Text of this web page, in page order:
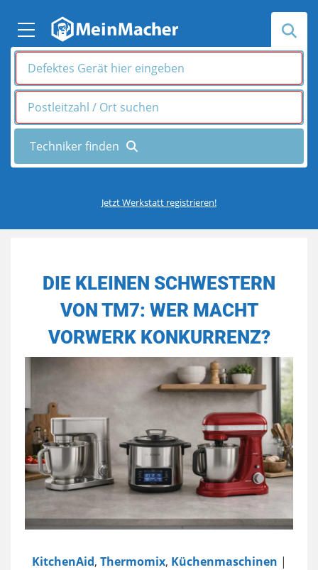
Jetzt Werkstatt registrieren!
DIE KLEINEN SCHWESTERN
VON TM7: WER MACHT
VORWERK KONKURRENZ?
KitchenAid, Thermomix, Küchenmaschinen |